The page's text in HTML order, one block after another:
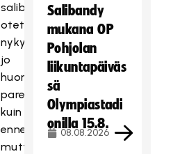
salibandy
otetaan
nykyään
jo
huomioon
paremmin
kuin
ennen,
mutta
Salibandy
mukana OP
Pohjolan
liikuntapäiväs
sä
Olympiastadi
onilla 15.8.
08.08.2026